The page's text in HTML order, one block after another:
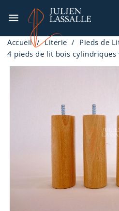
menu
Accueil Literie Pieds de
4 pieds de lit bois cylindriques